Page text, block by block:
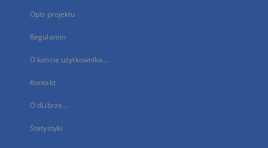
Opis projektu
Regulamin
O koncie użytkownika...
Kontakt
O dLibrze...
Statystyki